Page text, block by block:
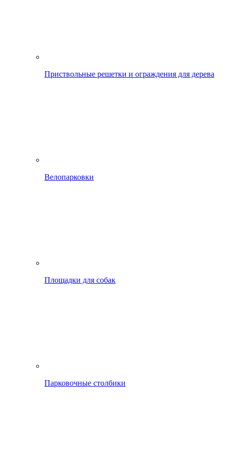
Приствольные решетки и ограждения для дерева
Велопарковки
Площадки для собак
Парковочные столбики